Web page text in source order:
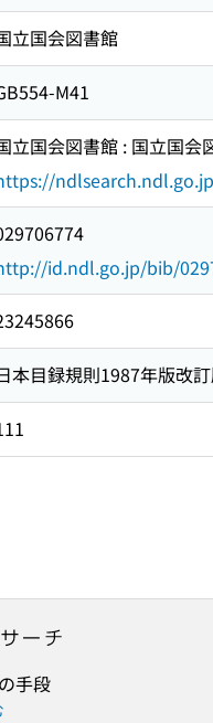
立国会図書館
M41
立国会図書館 : 国立国会
ndlsearch.ndl.go.jp
id.ndl.go.jp/bib/
本目録規則1987年版改
手段